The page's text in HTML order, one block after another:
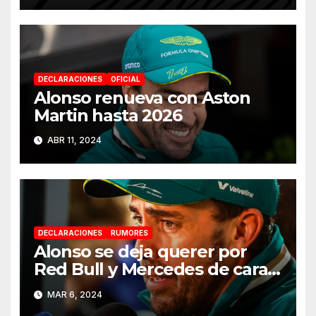
DECLARACIONES OFICIAL
Alonso renueva con Aston
Martin hasta 2026
ABR 11, 2024
DECLARACIONES RUMORES
Alonso se deja querer por
Red Bull y Mercedes de cara a
2025
MAR 6, 2024